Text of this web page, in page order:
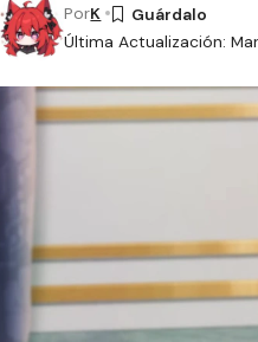
Última Actualización:
PorK